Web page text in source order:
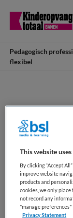
Pedagogisch
flexibel
Pedagogisch
Kinderopvang
This website
By clicking “Accept
improve website
products and
cookies, we only
not record any
"manage preferences"
Privacy Statement